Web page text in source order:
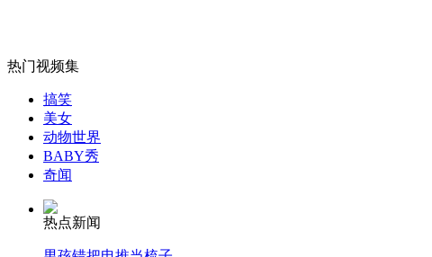
外交部：反对强权政治霸凌主义
外交部：有关国家言论片面不公正
安徽一实载49人客车翻车
热门视频集
搞笑
美女
动物世界
BABY秀
奇闻
热点新闻